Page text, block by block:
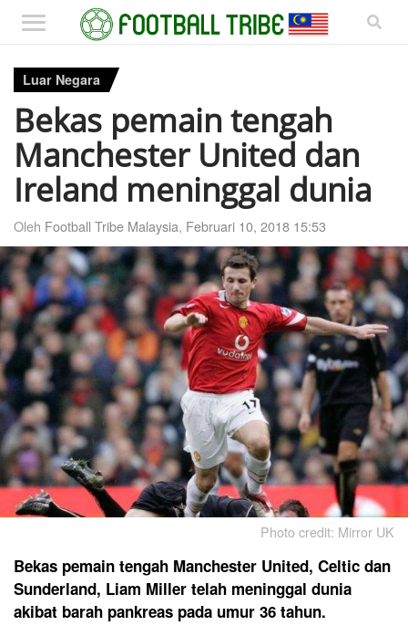
Luar Negara
Bekas pemain tengah
Manchester United dan
Ireland meninggal dunia
Oleh Football Tribe Malaysia, Februari 10, 2018 15:53
Photo credit: Mirror UK
Bekas pemain tengah Manchester United, Celtic dan
Sunderland, Liam Miller telah meninggal dunia
akibat barah pankreas pada umur 36 tahun.